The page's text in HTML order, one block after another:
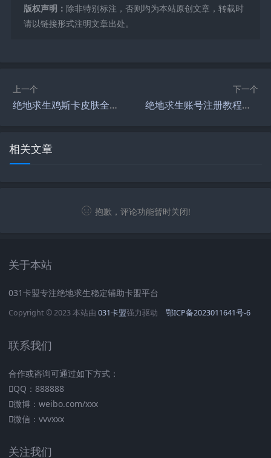
版权声明： 除非特别标注，否则均为本站原创文章，转载时
请以链接形式注明文章出处。
上一个
绝地求生鸡斯卡皮肤全解析-绝地求生鸡斯卡皮肤获取方式与使用技巧
下一个
绝地求生账号注册教程与指南-如何快速注册绝地求生官方账号并登录游戏
相关文章
抱歉，评论功能暂时关闭!
关于本站
031卡盟专注绝地求生稳定辅助卡盟平台
Copyright © 2023 本站由 031卡盟强力驱动 鄂ICP备2023011641号-6
联系我们
合作或咨询可通过如下方式：
QQ：888888
微博：weibo.com/xxx
微信：vvvxxx
关注我们